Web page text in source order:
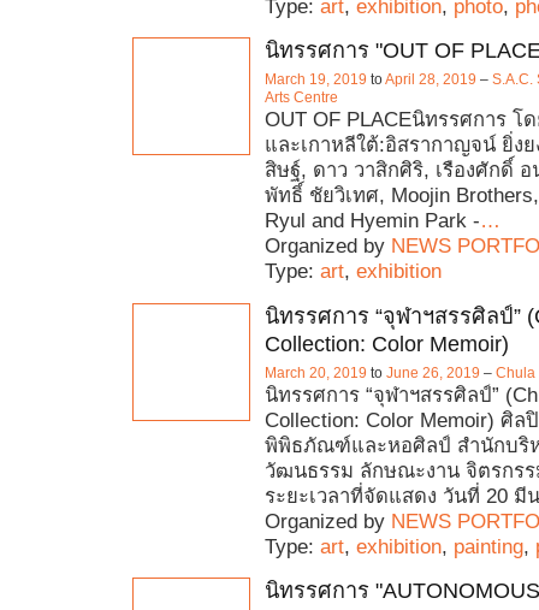
Type: art, exhibition, photo,
นิทรรศการ "OUT OF
March 19, 2019 toApril 28, 2019 – S.A.C.
Arts Centre
OUT OF PLACEนิทรรศการ โ
และเกาหลีใต้:อิสรากาญจน์ ยิ่ง
สิษฐ์, ดาว วาสิกศิริ, เรืองศักดิ์
พัทธิ์ ชัยวิเทศ, Moojin
Ryul and Hyemin Park -…
Organized by NEWS
Type: art, exhibition
นิทรรศการ “จุฬาฯสรรศิลป์”
Collection: Color Memoir)
March 20, 2019 to June 26, 2019 – Chula
นิทรรศการ “จุฬาฯสรรศิลป์”
Collection: Color Memoir) ศิล
พิพิธภัณฑ์และหอศิลป์ สำนักบริ
วัฒนธรรม ลักษณะงาน จิตรกร
ระยะเวลาที่จัดแสดง วันที่ 20 มี
Organized by NEWS
Type: art, exhibition, painting,
นิทรรศการ